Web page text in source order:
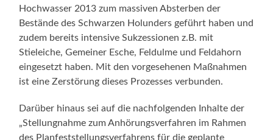
Hochwasser 2013 zum massiven Absterben der
Bestände des Schwarzen Holunders geführt haben und
zudem bereits intensive Sukzessionen z.B. mit
Stieleiche, Gemeiner Esche, Feldulme und Feldahorn
eingesetzt haben. Mit den vorgesehenen Maßnahmen
ist eine Zerstörung dieses Prozesses verbunden.
Darüber hinaus sei auf die nachfolgenden Inhalte der
„Stellungnahme zum Anhörungsverfahren im Rahmen
des Planfeststellungsverfahrens für die geplante